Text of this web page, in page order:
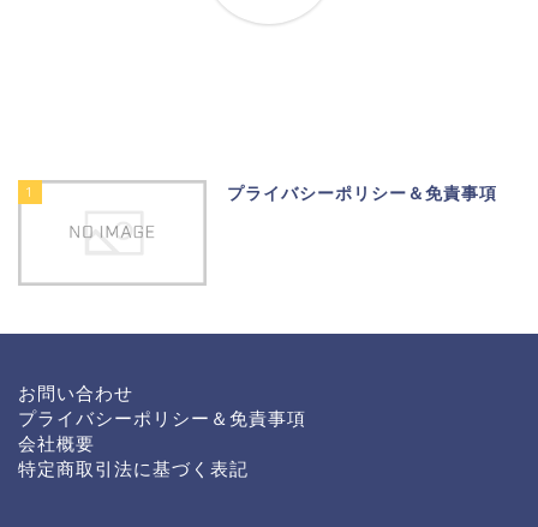
1 プライバシーポリシー＆免責事項
お問い合わせ
プライバシーポリシー＆免責事項
会社概要
特定商取引法に基づく表記